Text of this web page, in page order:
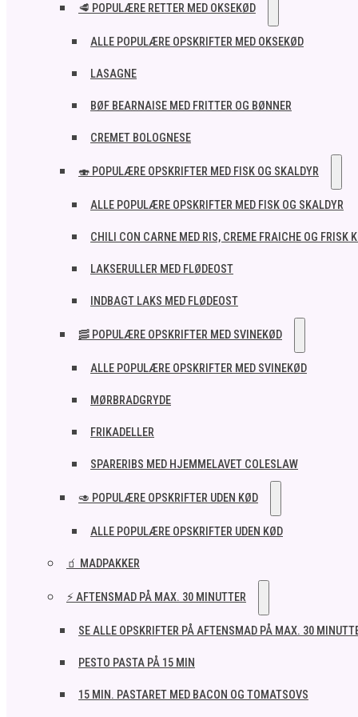
🥩 POPULÆRE RETTER MED OKSEKØD
ALLE POPULÆRE OPSKRIFTER MED OKSEKØD
LASAGNE
BØF BEARNAISE MED FRITTER OG BØNNER
CREMET BOLOGNESE
🍣 POPULÆRE OPSKRIFTER MED FISK OG SKALDYR
ALLE POPULÆRE OPSKRIFTER MED FISK OG SKALDYR
CHILI CON CARNE MED RIS, CREME FRAICHE OG FRISK
LAKSERULLER MED FLØDEOST
INDBAGT LAKS MED FLØDEOST
🥓 POPULÆRE OPSKRIFTER MED SVINEKØD
ALLE POPULÆRE OPSKRIFTER MED SVINEKØD
MØRBRADGRYDE
FRIKADELLER
SPARERIBS MED HJEMMELAVET COLESLAW
🥑 POPULÆRE OPSKRIFTER UDEN KØD
ALLE POPULÆRE OPSKRIFTER UDEN KØD
🧃 MADPAKKER
⚡ AFTENSMAD PÅ MAX. 30 MINUTTER
SE ALLE OPSKRIFTER PÅ AFTENSMAD PÅ MAX. 30
PESTO PASTA PÅ 15 MIN
15 MIN. PASTARET MED BACON OG TOMATSOVS